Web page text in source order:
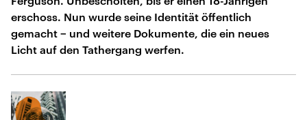
erschoss. Nun wurde seine Identität öffentlich
gemacht − und weitere Dokumente, die ein neues
Licht auf den Tathergang werfen.